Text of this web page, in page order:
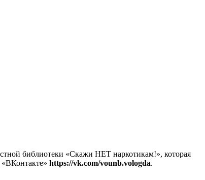
библиотеки «Скажи НЕТ наркотикам!», которая
https://vk.com/vounb.vologda.